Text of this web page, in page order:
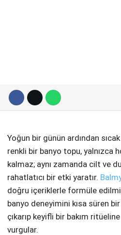
Yoğun bir günün ardından
renkli bir banyo topu, yalnızca
kalmaz; aynı zamanda cilt ve
rahatlatıcı bir etki yaratır.
doğru içeriklerle formüle
banyo deneyimini kısa süren
çıkarıp keyifli bir bakım
vurgular.